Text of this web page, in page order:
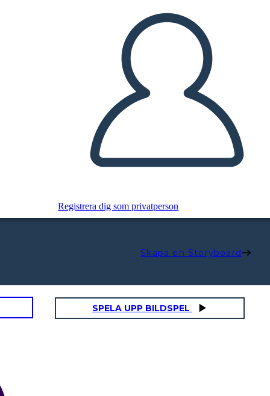
Registrera dig som privatperson
Skapa en Storyboard
SPELA UPP BILDSPEL